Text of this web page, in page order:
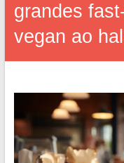
grandes
vegan ao